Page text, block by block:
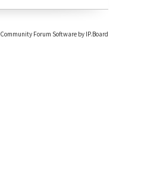
Community Forum Software by IP.Board